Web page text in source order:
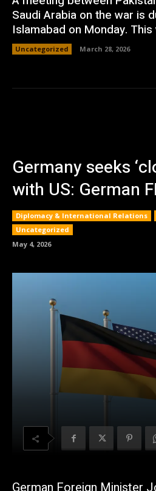
Saudi Arabia on the war is
Islamabad on Monday.
Uncategorized March 28, 2026